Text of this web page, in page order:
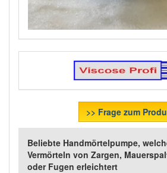
>> Frage zum
Beliebte Handmörtelpumpe,
Vermörteln von Zargen,
oder Fugen erleichtert